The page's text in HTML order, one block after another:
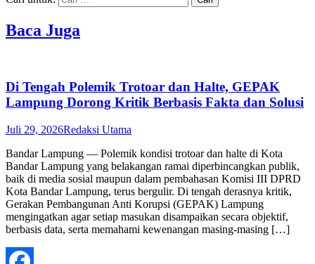
Baca Juga
Di Tengah Polemik Trotoar dan Halte, GEPAK
Lampung Dorong Kritik Berbasis Fakta dan Solusi
Juli 29, 2026Redaksi Utama
Bandar Lampung — Polemik kondisi trotoar dan halte di Kota
Bandar Lampung yang belakangan ramai diperbincangkan publik,
baik di media sosial maupun dalam pembahasan Komisi III DPRD
Kota Bandar Lampung, terus bergulir. Di tengah derasnya kritik,
Gerakan Pembangunan Anti Korupsi (GEPAK) Lampung
mengingatkan agar setiap masukan disampaikan secara objektif,
berbasis data, serta memahami kewenangan masing-masing […]